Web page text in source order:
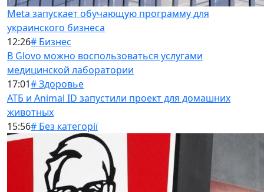
Meta запускает обучающую программу для
украинского бизнеса
12:26# Бизнес
В Glovo можно воспользоваться услугами
медицинской лаборатории
17:01# Здоровье
АТБ и Animal ID запустили проект для домашних
животных
15:56# Без категорії